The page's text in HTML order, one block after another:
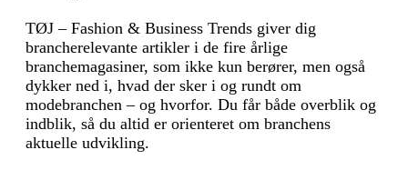
TØJ – Fashion & Business Trends giver dig
brancherelevante artikler i de fire årlige
branchemagasiner, som ikke kun berører, men også
dykker ned i, hvad der sker i og rundt om
modebranchen – og hvorfor. Du får både overblik og
indblik, så du altid er orienteret om branchens
aktuelle udvikling.